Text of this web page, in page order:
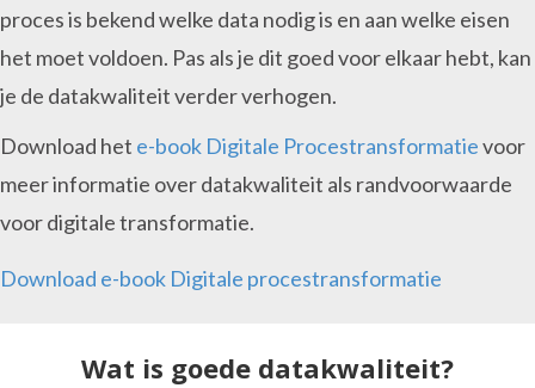
proces is bekend welke data nodig is en aan welke eisen
het moet voldoen. Pas als je dit goed voor elkaar hebt, kan
je de datakwaliteit verder verhogen.
Download het e-book Digitale Procestransformatievoor
meer informatie over datakwaliteit als randvoorwaarde
voor digitale transformatie.
Download e-book Digitale procestransformatie
Wat is goede datakwaliteit?